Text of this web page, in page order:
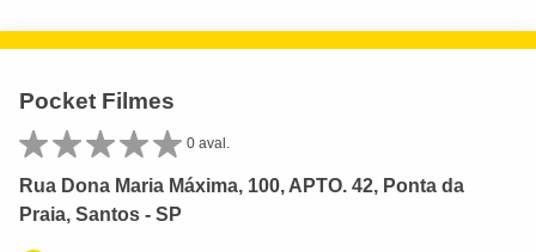
Pocket Filmes
0 aval.
Rua Dona Maria Máxima, 100, APTO. 42, Ponta da
Praia, Santos - SP